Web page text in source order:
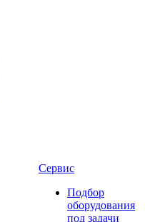
Сервис
Подбор
оборудования
под задачи